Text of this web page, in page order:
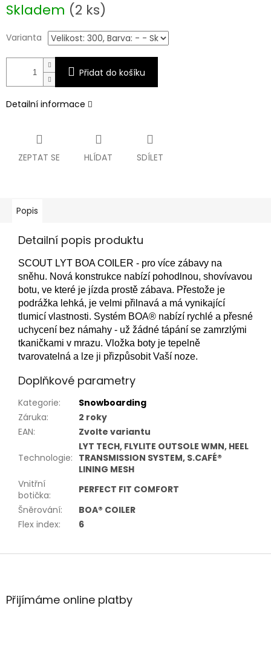
cena:
Skladem (2 ks)
Varianta
Přidat do košíku
Detailní informace
ZEPTAT SE HLÍDAT SDÍLET
Popis
Detailní popis produktu
SCOUT LYT BOA COILER - pro více zábavy na
sněhu. Nová konstrukce nabízí pohodlnou, shovívavou
botu, ve které je jízda prostě zábava. Přestože je
podrážka lehká, je velmi přilnavá a má vynikající
tlumicí vlastnosti. Systém BOA® nabízí rychlé a přesné
uchycení bez námahy - už žádné tápání se zamrzlými
tkaničkami v mrazu. Vložka boty je tepelně
tvarovatelná a lze ji přizpůsobit Vaší noze.
Doplňkové parametry
Kategorie:
Snowboarding
Záruka:
2 roky
EAN: Zvolte variantu
Technologie:
LYT TECH, FLYLITE OUTSOLE WMN, HEEL
TRANSMISSION SYSTEM, S.CAFÉ®
LINING MESH
Vnitřní
botička:
PERFECT FIT COMFORT
Šněrování:
BOA® COILER
Flex index: 6
Z
aPřijímáme online platby